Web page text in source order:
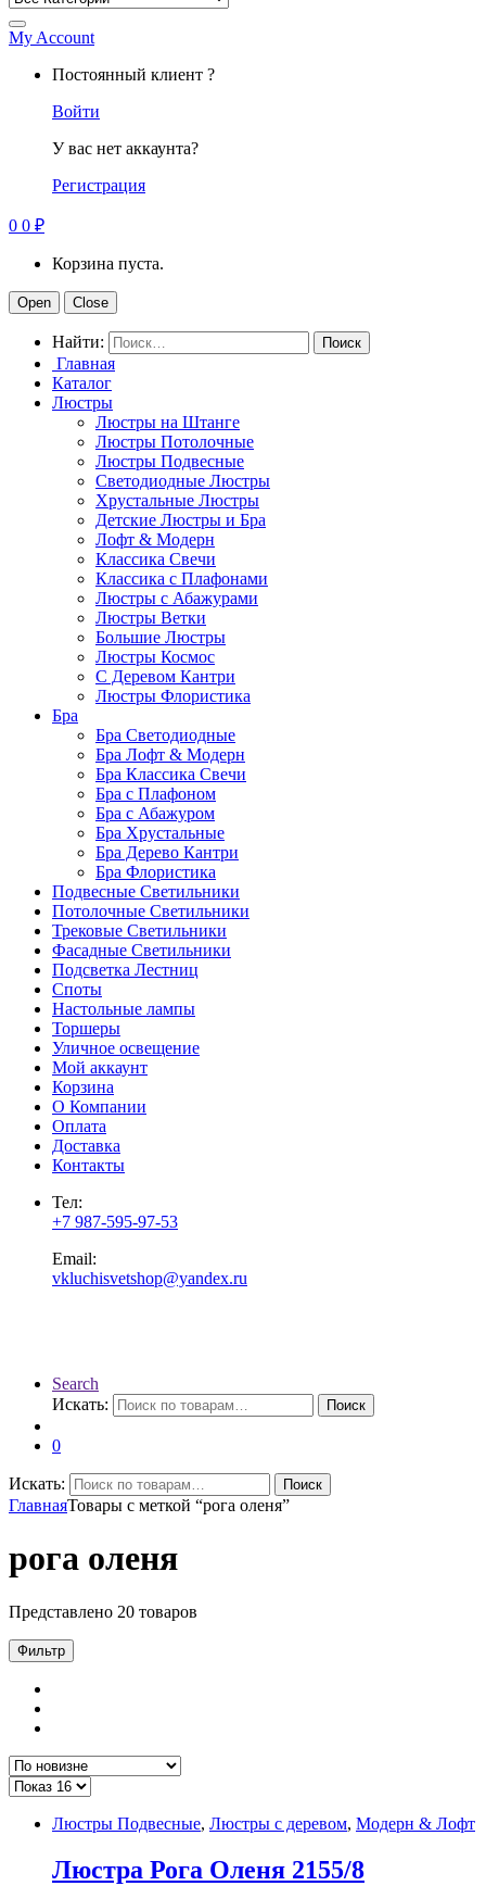
My Account
Постоянный клиент ?
Войти
У вас нет аккаунта?
Регистрация
0 0 ₽
Корзина пуста.
Open Close
Найти:
Главная
Каталог
Люстры
Люстры на Штанге
Люстры Потолочные
Люстры Подвесные
Светодиодные Люстры
Хрустальные Люстры
Детские Люстры и Бра
Лофт & Модерн
Классика Свечи
Классика с Плафонами
Люстры с Абажурами
Люстры Ветки
Большие Люстры
Люстры Космос
С Деревом Кантри
Люстры Флористика
Бра
Бра Светодиодные
Бра Лофт & Модерн
Бра Классика Свечи
Бра с Плафоном
Бра с Абажуром
Бра Хрустальные
Бра Дерево Кантри
Бра Флористика
Подвесные Светильники
Потолочные Светильники
Трековые Светильники
Фасадные Светильники
Подсветка Лестниц
Споты
Настольные лампы
Торшеры
Уличное освещение
Мой аккаунт
Корзина
О Компании
Оплата
Доставка
Контакты
Тел:
+7 987-595-97-53
Email:
vkluchisvetshop@yandex.ru
Search
Искать:
Поиск
0
Искать: Поиск
ГлавнаяТовары с меткой “рога оленя”
рога оленя
Представлено 20 товаров
Фильтр
Люстры Подвесные, Люстры с деревом, Модерн & Лофт
Люстра Рога Оленя 2155/8